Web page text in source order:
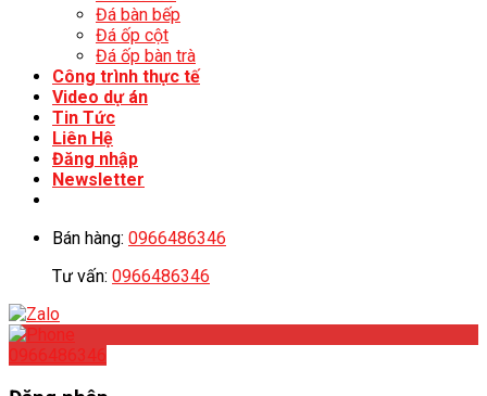
Đá bàn bếp
Đá ốp cột
Đá ốp bàn trà
Công trình thực tế
Video dự án
Tin Tức
Liên Hệ
Đăng nhập
Newsletter
Bán hàng: 0966486346
Tư vấn: 0966486346
0966486346